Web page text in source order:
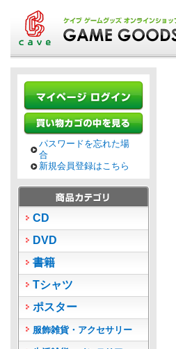
パスワードを忘れた場
合
新規会員登録はこちら
CD
DVD
書籍
Tシャツ
ポスター
服飾雑貨・アクセサリー